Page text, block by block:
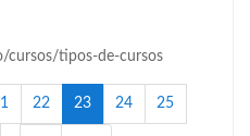
cursos/tipos-de-cursos
22 23(atual)
24 25